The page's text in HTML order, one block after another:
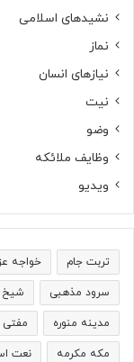
نشیدهای اسلامی
نماز
نیازهای انسان
نیت
وضو
وظایف ملائکه
ویدیو
تربت جام خواجه
سرود مذهبی شیخ
مدینه منوره مفتی
مکه مکرمه نعت